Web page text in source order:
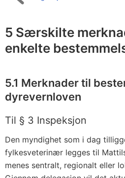
5 Særskilte
enkelte
5.1 Merknader til
dyrevernloven
Til § 3 Inspeksjon
Den myndighet som i dag
fylkesveterinær legges til
menes sentralt, regionalt eller